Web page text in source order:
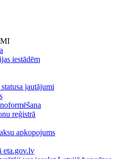
iestādēm
jautājumi
reģistrā
apkopojums
eta.gov.lv